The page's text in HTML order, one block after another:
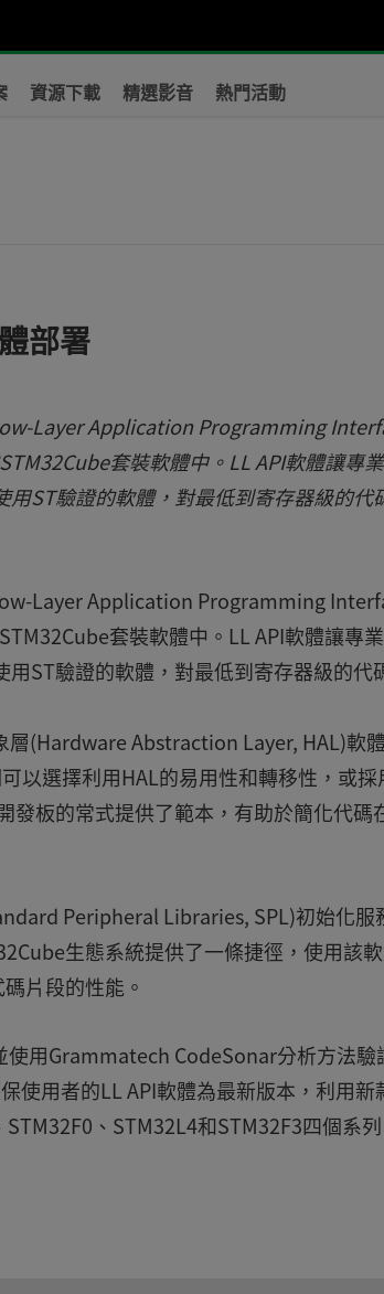
資源下載 精選影音 熱門活動
部署
Layer Application Programming
套裝軟體中。LL API軟體讓專
ST驗證的軟體，對最低到寄存器級的代
Layer Application Programming
套裝軟體中。LL API軟體讓專
ST驗證的軟體，對最低到寄存器級的代
(Hardware Abstraction Layer, HAL)軟
以選擇利用HAL的易用性和轉移性，或採
板的常式提供了範本，有助於簡化代碼
Peripheral Libraries, SPL)初始化服
生態系統提供了一條捷徑，使用該
片段的性能。
使用Grammatech CodeSonar分析方法驗
使用者的LL API軟體為最新版本，利用新
、STM32L4和STM32F3四個系列